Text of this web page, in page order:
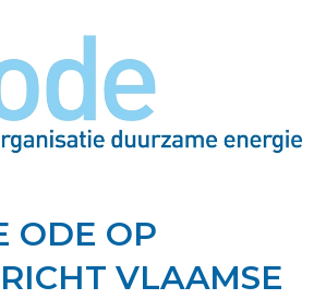
ODE OP
VLAAMSE